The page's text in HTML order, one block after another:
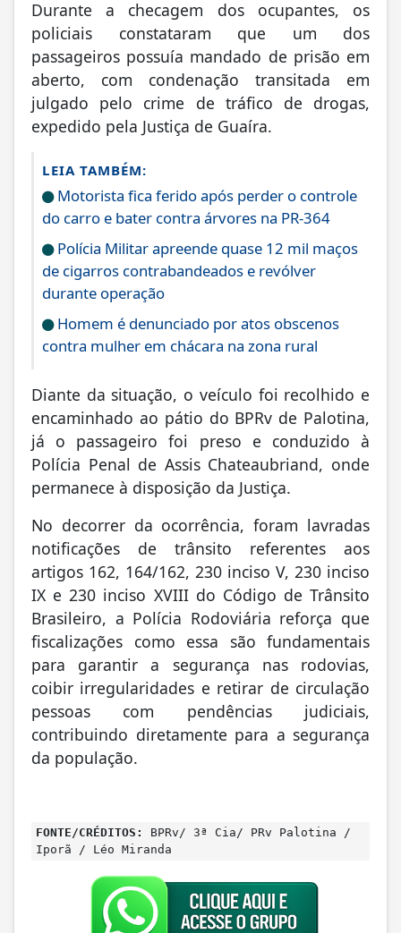
Durante a checagem dos ocupantes, os
policiais constataram que um dos
passageiros possuía mandado de prisão em
aberto, com condenação transitada em
julgado pelo crime de tráfico de drogas,
expedido pela Justiça de Guaíra.
LEIA TAMBÉM:
Motorista fica ferido após perder o controle
do carro e bater contra árvores na PR-364
Polícia Militar apreende quase 12 mil maços
de cigarros contrabandeados e revólver
durante operação
Homem é denunciado por atos obscenos
contra mulher em chácara na zona rural
Diante da situação, o veículo foi recolhido e
encaminhado ao pátio do BPRv de Palotina,
já o passageiro foi preso e conduzido à
Polícia Penal de Assis Chateaubriand, onde
permanece à disposição da Justiça.
No decorrer da ocorrência, foram lavradas
notificações de trânsito referentes aos
artigos 162, 164/162, 230 inciso V, 230 inciso
IX e 230 inciso XVIII do Código de Trânsito
Brasileiro, a Polícia Rodoviária reforça que
fiscalizações como essa são fundamentais
para garantir a segurança nas rodovias,
coibir irregularidades e retirar de circulação
pessoas com pendências judiciais,
contribuindo diretamente para a segurança
da população.
FONTE/CRÉDITOS:
BPRv/ 3ª Cia/ PRv Palotina /
Iporã / Léo Miranda